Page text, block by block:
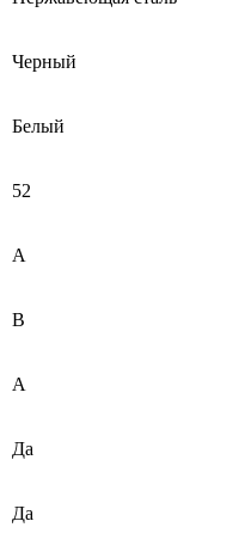
Черный
Белый
52
A
B
A
Да
Да